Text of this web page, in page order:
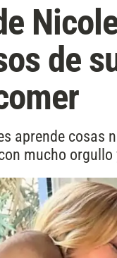
de
aprende cosas
mucho orgullo